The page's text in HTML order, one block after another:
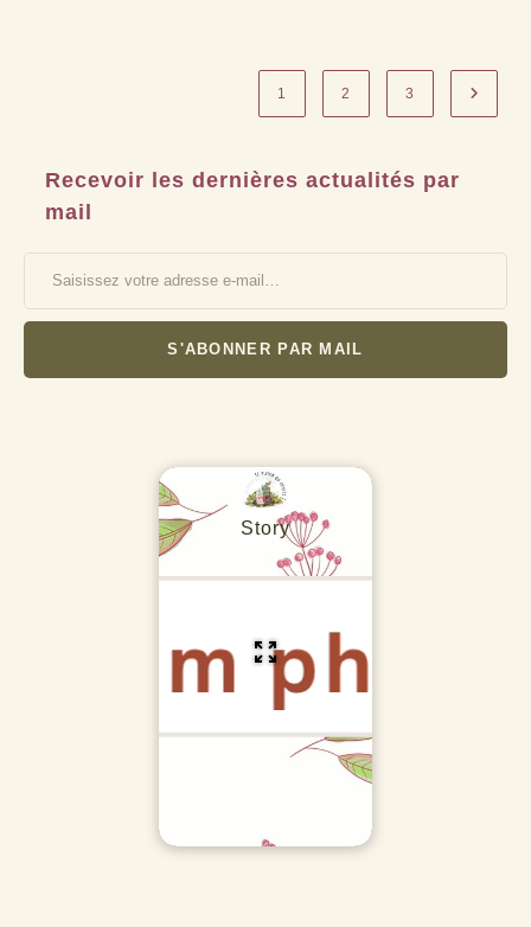
1 2 3 Aller à
Recevoir les dernières actualités par
mail
Saisissez votre adresse e-mail…
S'ABONNER PAR MAIL
Story